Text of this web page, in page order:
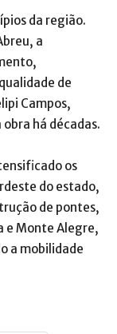
da região.
a
de
Campos,
há décadas.
os
do estado,
de pontes,
e Monte Alegre,
a mobilidade